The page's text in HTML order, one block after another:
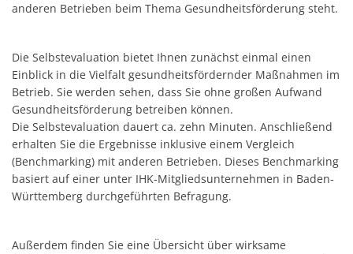
anderen Betrieben beim Thema Gesundheitsförderung steht.
Die Selbstevaluation bietet Ihnen zunächst einmal einen
Einblick in die Vielfalt gesundheitsfördernder Maßnahmen im
Betrieb. Sie werden sehen, dass Sie ohne großen Aufwand
Gesundheitsförderung betreiben können.
Die Selbstevaluation dauert ca. zehn Minuten. Anschließend
erhalten Sie die Ergebnisse inklusive einem Vergleich
(Benchmarking) mit anderen Betrieben. Dieses Benchmarking
basiert auf einer unter IHK-Mitgliedsunternehmen in Baden-
Württemberg durchgeführten Befragung.
Außerdem finden Sie eine Übersicht über wirksame